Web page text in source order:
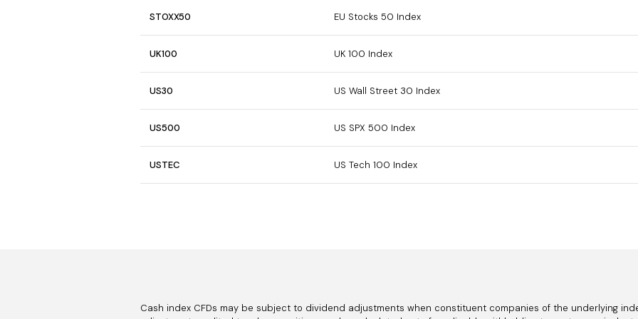
STOXX50 EU Stocks 50 Index
UK100 UK 100 Index
US30 US Wall Street 30 Index
US500 US SPX 500 Index
USTEC US Tech 100 Index
ES35 Spain 35 Index
Cash index CFDs may be subject to dividend adjustments when constituent companies of the underlying